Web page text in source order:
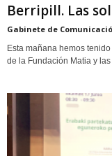
Berripill. Las
Gabinete de
Esta mañana hemos
de la Fundación Matia y